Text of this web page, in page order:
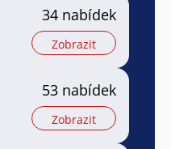
34 nabídek
Zobrazit
53 nabídek
Zobrazit